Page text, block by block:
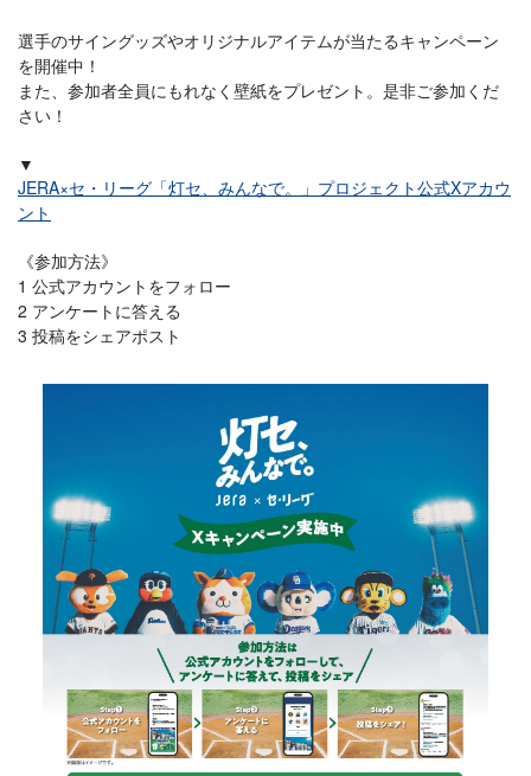
選手のサイングッズやオリジナルアイテムが当たるキャンペーン
を開催中！
また、参加者全員にもれなく壁紙をプレゼント。是非ご参加くだ
さい！
▼
JERA×セ・リーグ「灯セ、みんなで。」プロジェクト公式Xアカウ
ント
《参加方法》
1 公式アカウントをフォロー
2 アンケートに答える
3 投稿をシェアポスト